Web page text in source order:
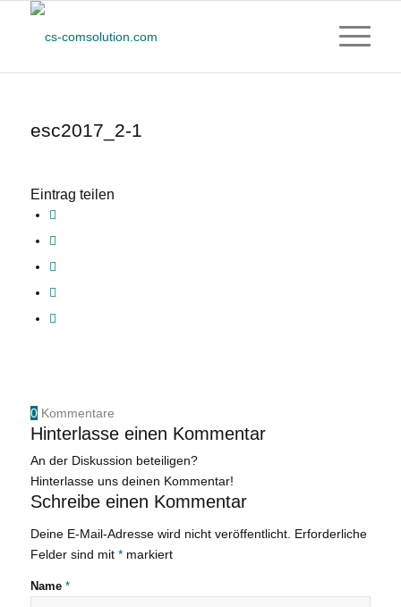
esc2017_2-1
Eintrag teilen
0 Kommentare
Hinterlasse einen Kommentar
An der Diskussion beteiligen?
Hinterlasse uns deinen Kommentar!
Schreibe einen Kommentar
Deine E-Mail-Adresse wird nicht veröffentlicht. Erforderliche
Felder sind mit *markiert
Name *